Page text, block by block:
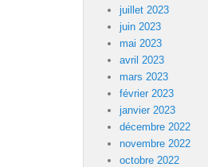
juillet 2023
juin 2023
mai 2023
avril 2023
mars 2023
février 2023
janvier 2023
décembre 2022
novembre 2022
octobre 2022